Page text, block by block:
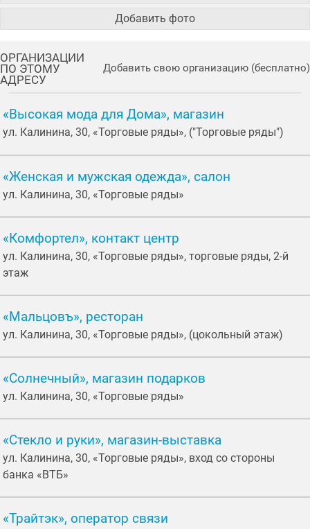
Добавить фото
ОРГАНИЗАЦИИ
ПО ЭТОМУ
АДРЕСУ
Добавить свою организацию (бесплатно)
«Высокая мода для Дома», магазин
ул. Калинина, 30, «Торговые ряды», ("Торговые ряды")
«Женская и мужская одежда», салон
ул. Калинина, 30, «Торговые ряды»
«Комфортел», контакт центр
ул. Калинина, 30, «Торговые ряды», торговые ряды, 2-й
этаж
«Мальцовъ», ресторан
ул. Калинина, 30, «Торговые ряды», (цокольный этаж)
«Солнечный», магазин подарков
ул. Калинина, 30, «Торговые ряды»
«Стекло и руки», магазин-выставка
ул. Калинина, 30, «Торговые ряды», вход со стороны
банка «ВТБ»
«Трайтэк», оператор связи